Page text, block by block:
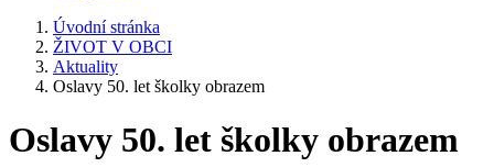
Úvodní stránka
ŽIVOT V OBCI
Aktuality
Oslavy 50. let školky obrazem
Oslavy 50. let školky obrazem